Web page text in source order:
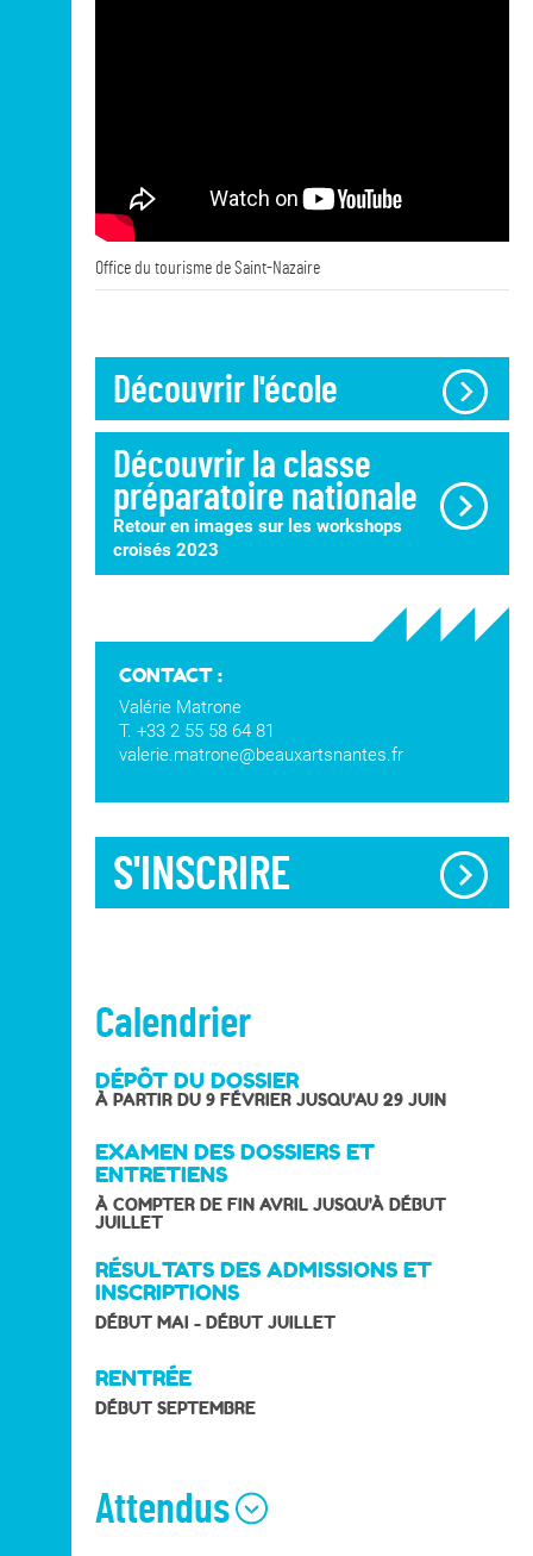
Office du tourisme de Saint-Nazaire
Découvrir l'école
Découvrir la classe
préparatoire nationale
Retour en images sur les workshops
croisés 2023
CONTACT :
Valérie Matrone
T. +33 2 55 58 64 81
valerie.matrone@beauxartsnantes.fr
S'INSCRIRE
Calendrier
DÉPÔT DU DOSSIER
À PARTIR DU 9 FÉVRIER JUSQU'AU 29 JUIN
EXAMEN DES DOSSIERS ET
ENTRETIENS
À COMPTER DE FIN AVRIL JUSQU'À DÉBUT
JUILLET
RÉSULTATS DES ADMISSIONS ET
INSCRIPTIONS
DÉBUT MAI - DÉBUT JUILLET
RENTRÉE
DÉBUT SEPTEMBRE
Attendus